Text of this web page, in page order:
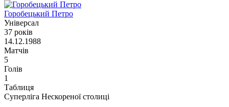
Горобецький Петро
Універсал
37 років
14.12.1988
Матчів
5
Голів
1
Таблиця
Суперліга Нескореної столиці